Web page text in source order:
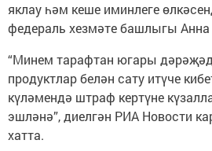
яклау һәм кеше иминлеге
федераль хезмәте башлыгы
“Минем тарафтан югары
продуктлар белән сату итүче
күләмендә штраф кертүне
эшләнә”, диелгән РИА Новости
хатта.